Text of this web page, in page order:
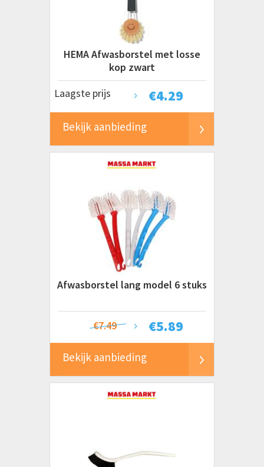
HEMA Afwasborstel met losse
kop zwart
€4.29
Laagste prijs
Bekijk aanbieding
Afwasborstel lang model 6 stuks
€5.89
€7.49
Bekijk aanbieding